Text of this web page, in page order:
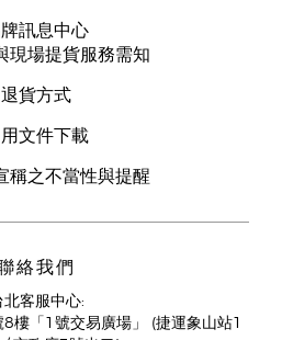
訊息中心
現場提貨服務需知
退貨方式
文件下載
稱之不當性與提醒
絡我們
北客服中心:
樓「1號交易廣場」 (捷運象山站1